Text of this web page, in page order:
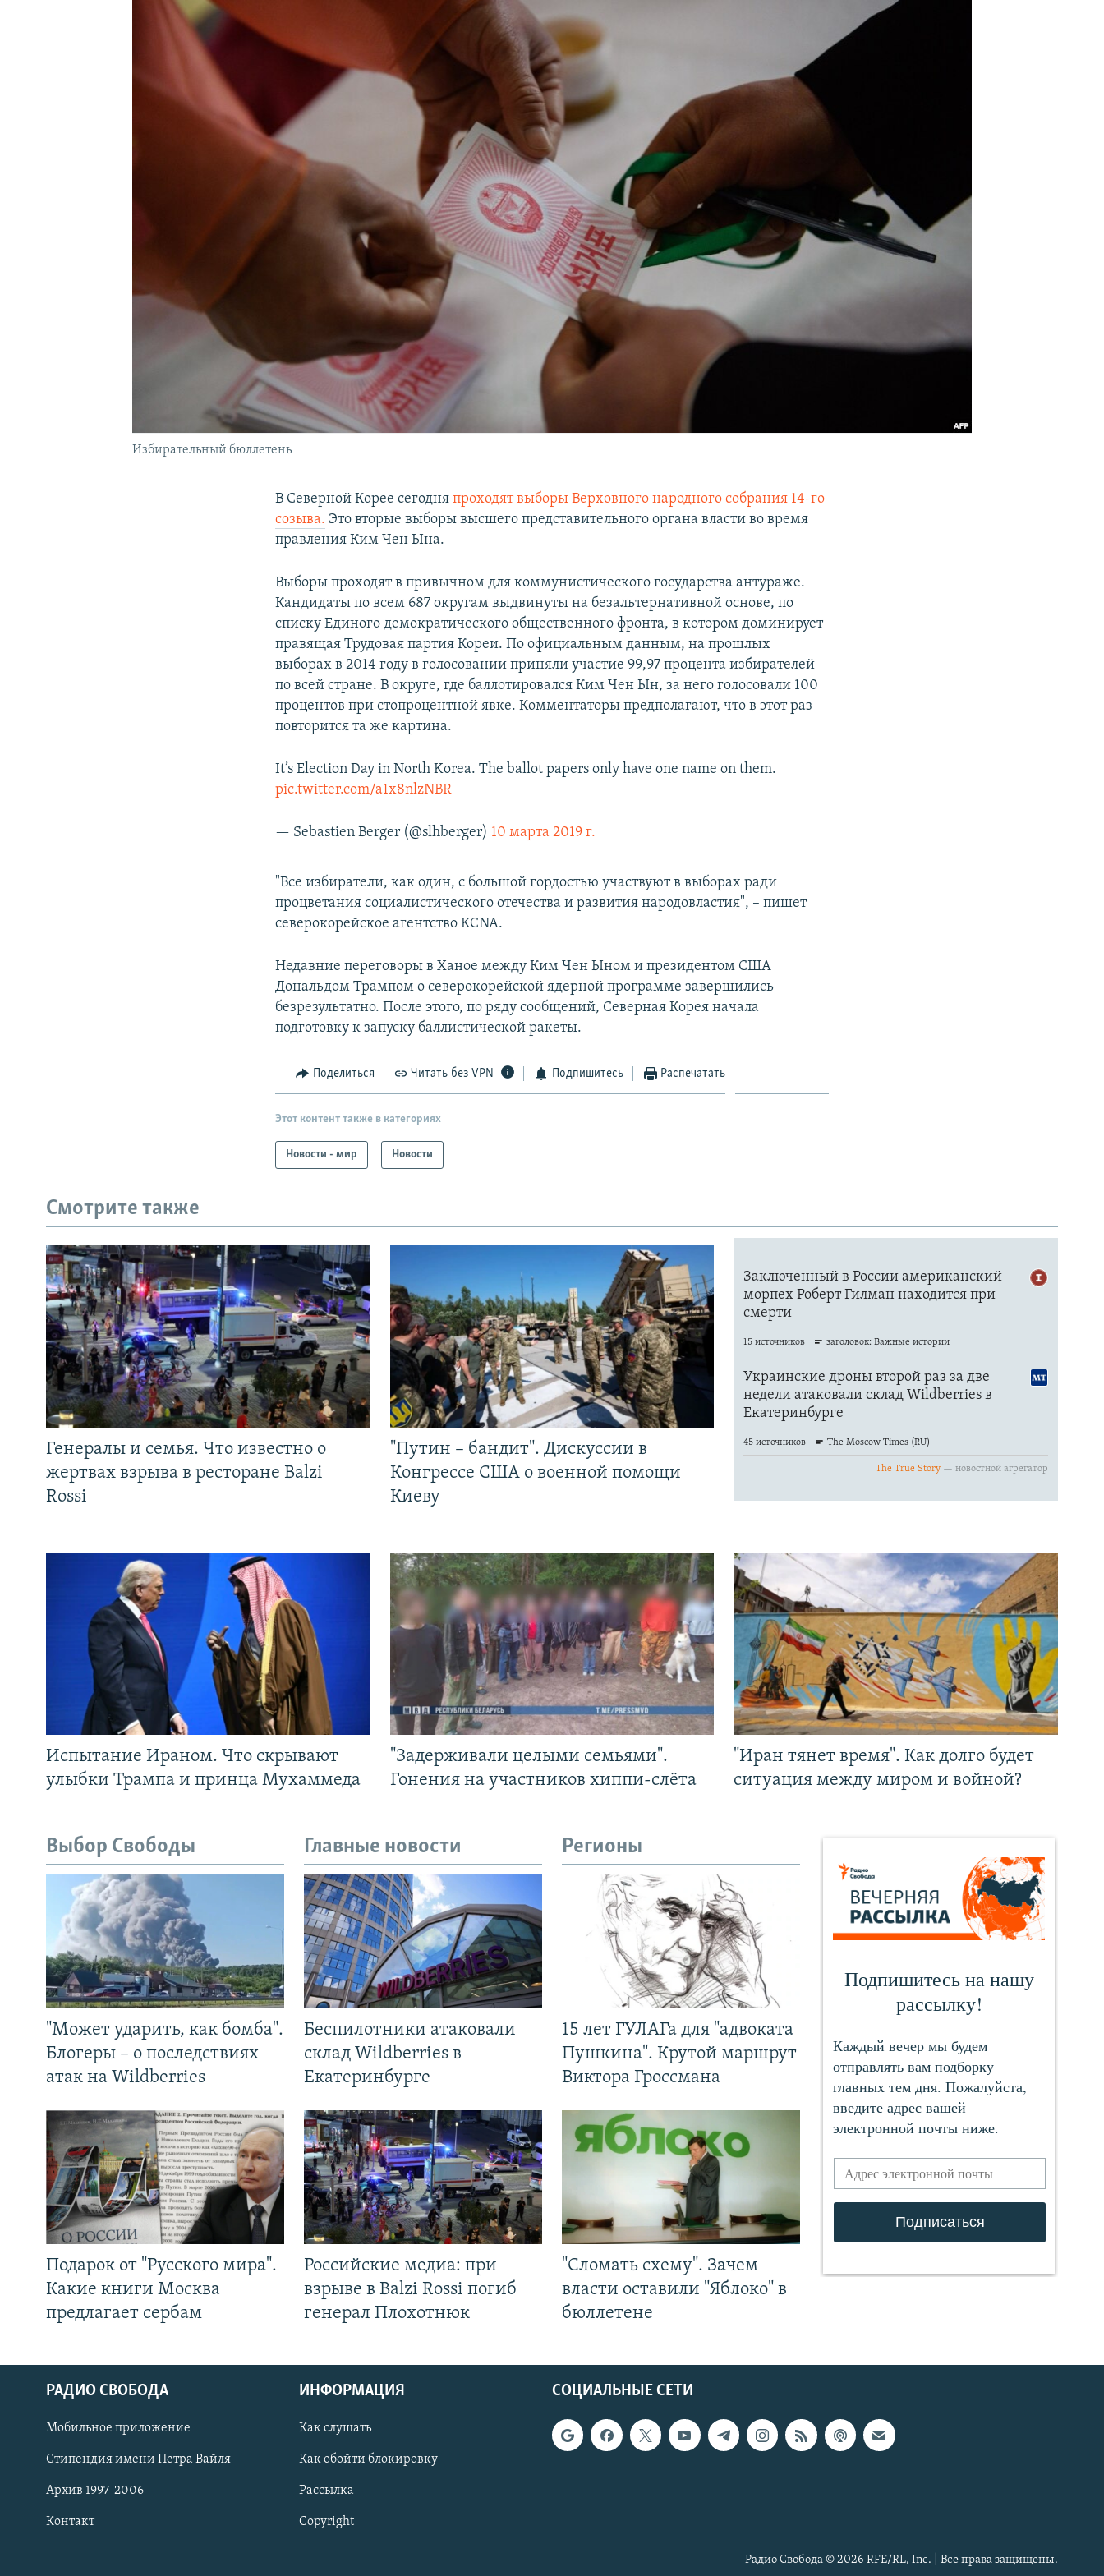
ПОДПИШИТЕСЬ НА РАССЫЛКУ
СОЦИАЛЬНЫЕ СЕТИ
Избирательный бюллетень
В Северной Корее сегодняпроходят выборы Верховного народного собрания 14-го
созыва. Это вторые выборы высшего представительного органа власти во время
правления Ким Чен Ына.
Выборы проходят в привычном для коммунистического государства антураже.
Кандидаты по всем 687 округам выдвинуты на безальтернативной основе, по
списку Единого демократического общественного фронта, в котором доминирует
правящая Трудовая партия Кореи. По официальным данным, на прошлых
выборах в 2014 году в голосовании приняли участие 99,97 процента избирателей
по всей стране. В округе, где баллотировался Ким Чен Ын, за него голосовали 100
процентов при стопроцентной явке. Комментаторы предполагают, что в этот раз
повторится та же картина.
It’s Election Day in North Korea. The ballot papers only have one name on them.
pic.twitter.com/a1x8nlzNBR
— Sebastien Berger (@slhberger) 10 марта 2019 г.
"Все избиратели, как один, с большой гордостью участвуют в выборах ради
процветания социалистического отечества и развития народовластия", – пишет
северокорейское агентство KCNA.
Недавние переговоры в Ханое между Ким Чен Ыном и президентом США
Дональдом Трампом о северокорейской ядерной программе завершились
безрезультатно. После этого, по ряду сообщений, Северная Корея начала
подготовку к запуску баллистической ракеты.
Поделиться Читать без VPN Подпишитесь Распечатать
Этот контент также в категориях
Новости - мир Новости
Смотрите также
Генералы и семья. Что известно о
жертвах взрыва в ресторане Balzi
Rossi
"Путин – бандит". Дискуссии в
Конгрессе США о военной помощи
Киеву
Испытание Ираном. Что скрывают
улыбки Трампа и принца Мухаммеда
"Задерживали целыми семьями".
Гонения на участников хиппи-слёта
"Иран тянет время". Как долго будет
ситуация между миром и войной?
Выбор Свободы
"Может ударить, как бомба".
Блогеры – о последствиях
атак на Wildberries
Подарок от "Русского мира".
Какие книги Москва
предлагает сербам
Главные новости
Беспилотники атаковали
склад Wildberries в
Екатеринбурге
Российские медиа: при
взрыве в Balzi Rossi погиб
генерал Плохотнюк
Регионы
15 лет ГУЛАГа для "адвоката
Пушкина". Крутой маршрут
Виктора Гроссмана
"Сломать схему". Зачем
власти оставили "Яблоко" в
бюллетене
СОЦИАЛЬНЫЕ СЕТИ
РАДИО СВОБОДА
Мобильное приложение
Стипендия имени Петра Вайля
Архив 1997-2006
Контакт
ИНФОРМАЦИЯ
Как слушать
Как обойти блокировку
Рассылка
Copyright
Радио Свобода © 2026 RFE/RL, Inc. | Все права защищены.